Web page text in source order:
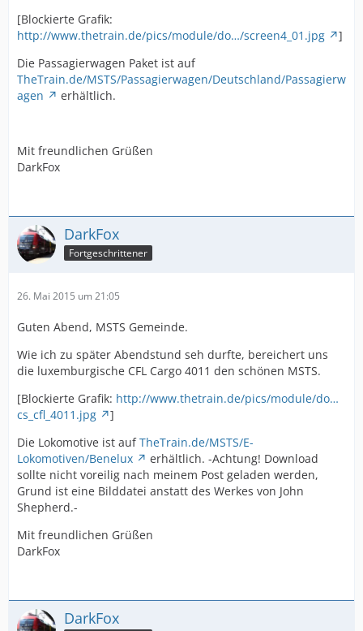
[Blockierte Grafik:
http://www.thetrain.de/pics/module/do…/screen4_01.jpg
]
Die Passagierwagen Paket ist auf
TheTrain.de/MSTS/Passagierwagen/Deutschland/Passagierw
agen
erhältlich.
Mit freundlichen Grüßen
DarkFox
DarkFox
Fortgeschrittener
26. Mai 2015 um 21:05
Guten Abend, MSTS Gemeinde.
Wie ich zu später Abendstund seh durfte, bereichert uns
die luxemburgische CFL Cargo 4011 den schönen MSTS.
[Blockierte Grafik: http://www.thetrain.de/pics/module/do…
cs_cfl_4011.jpg
]
Die Lokomotive ist aufTheTrain.de/MSTS/E-
Lokomotiven/Benelux
erhältlich. -Achtung! Download
sollte nicht voreilig nach meinem Post geladen werden,
Grund ist eine Bilddatei anstatt des Werkes von John
Shepherd.-
Mit freundlichen Grüßen
DarkFox
DarkFox